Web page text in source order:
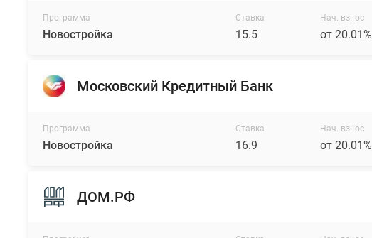
Программа
Новостройка
Ставка
15.5
Нач. взнос
от 20.01%
Московский Кредитный Банк
Программа
Новостройка
Ставка
16.9
Нач. взнос
от 20.01%
ДОМ.РФ